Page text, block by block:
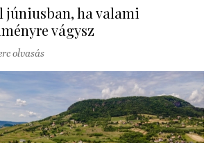
júniusban, ha valami
vágysz
olvasás